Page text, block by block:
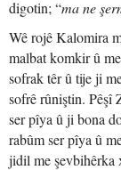
digotin; “ma ne
Wê rojê Kalomira
malbat komkir û
sofrak têr û tije ji
sofrê rûniştin. Pêşî
ser pîya û ji bona
rabûm ser pîya û
jidil me şevbihêrka